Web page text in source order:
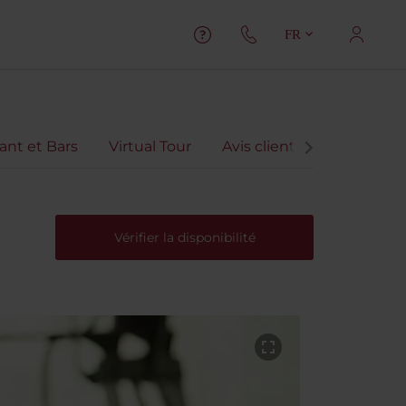
FR
et Bars Virtual Tour Avis client
Vérifier la disponibilité